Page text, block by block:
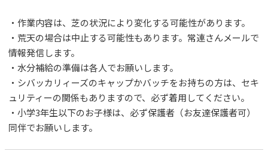
・作業内容は、芝の状況により変化する可能性があります。
・荒天の場合は中止する可能性もあります。常連さんメールで
情報発信します。
・水分補給の準備は各人でお願いします。
・シバッカリィーズのキャップかバッチをお持ちの方は、セキ
ュリティーの関係もありますので、必ず着用してください。
・小学3年生以下のお子様は、必ず保護者（お友達保護者可）
同伴でお願いします。